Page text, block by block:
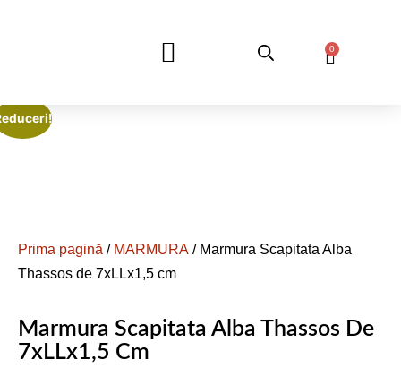
0
Prima pagină / MARMURA / Marmura Scapitata Alba
Thassos de 7xLLx1,5 cm
Marmura Scapitata Alba Thassos De
7xLLx1,5 Cm